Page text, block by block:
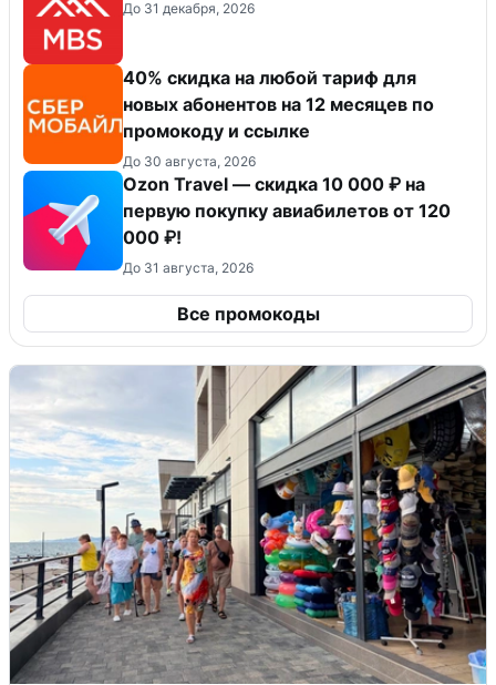
До 31 декабря, 2026
40% скидка на любой тариф для
новых абонентов на 12 месяцев по
промокоду и ссылке
До 30 августа, 2026
Ozon Travel — скидка 10 000 ₽ на
первую покупку авиабилетов от 120
000 ₽!
До 31 августа, 2026
Все промокоды